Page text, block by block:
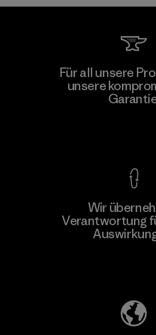
Kingwhale Industries
Material-supplier
Für all unsere
unsere
Wir
Verantwortung